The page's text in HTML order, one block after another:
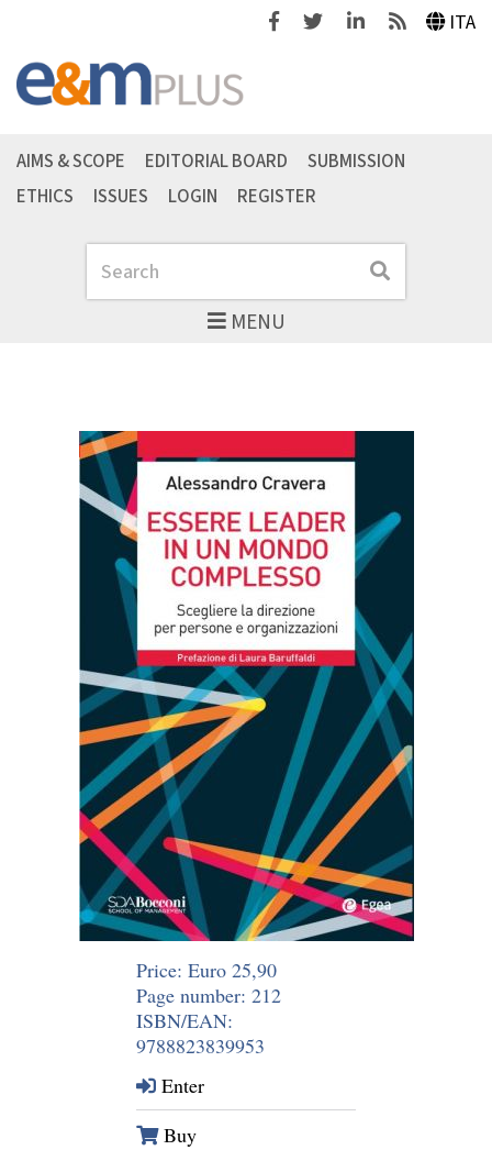
FacebookTwitterLinkedinFeeds ITA
MENU
Search Search
AIMS & SCOPE EDITORIAL BOARD
SUBMISSION
ETHICS
ISSUES LOGIN REGISTER
Price: Euro 25,90
Page number: 212
ISBN/EAN:
9788823839953
Enter
Buy